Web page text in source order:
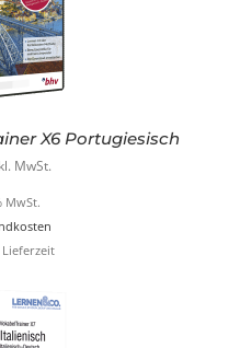
X6 Portugiesisch
MwSt.
MwSt.